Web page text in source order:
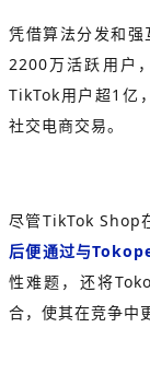
凭借算法分发和强
2200万活跃用户
TikTok用户超1亿
社交电商交易。
尽管TikTok Shop
后便通过与
性难题，还将
合，使其在竞争中